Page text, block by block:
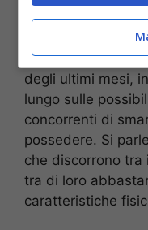
vendita del primo
ad armi pari con il
anche questo
degli ultimi mesi,
lungo sulle
concorrenti di
possedere. Si
che discorrono tra
tra di loro
caratteristiche